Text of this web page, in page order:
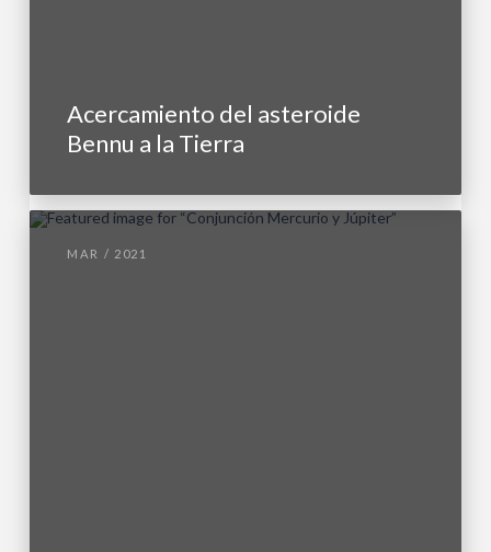
Acercamiento del asteroide
Bennu a la Tierra
MAR / 2021